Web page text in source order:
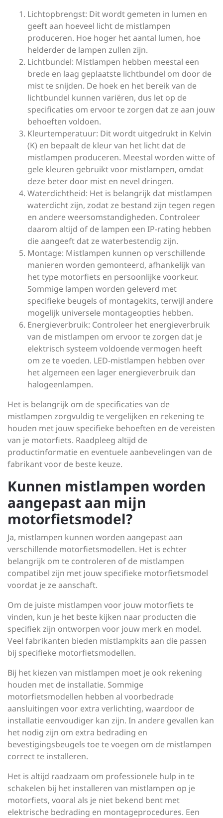
Lichtopbrengst: Dit wordt gemeten in lumen en
geeft aan hoeveel licht de mistlampen
produceren. Hoe hoger het aantal lumen, hoe
helderder de lampen zullen zijn.
Lichtbundel: Mistlampen hebben meestal een
brede en laag geplaatste lichtbundel om door de
mist te snijden. De hoek en het bereik van de
lichtbundel kunnen variëren, dus let op de
specificaties om ervoor te zorgen dat ze aan jouw
behoeften voldoen.
Kleurtemperatuur: Dit wordt uitgedrukt in Kelvin
(K) en bepaalt de kleur van het licht dat de
mistlampen produceren. Meestal worden witte of
gele kleuren gebruikt voor mistlampen, omdat
deze beter door mist en nevel dringen.
Waterdichtheid: Het is belangrijk dat mistlampen
waterdicht zijn, zodat ze bestand zijn tegen regen
en andere weersomstandigheden. Controleer
daarom altijd of de lampen een IP-rating hebben
die aangeeft dat ze waterbestendig zijn.
Montage: Mistlampen kunnen op verschillende
manieren worden gemonteerd, afhankelijk van
het type motorfiets en persoonlijke voorkeur.
Sommige lampen worden geleverd met
specifieke beugels of montagekits, terwijl andere
mogelijk universele montageopties hebben.
Energieverbruik: Controleer het energieverbruik
van de mistlampen om ervoor te zorgen dat je
elektrisch systeem voldoende vermogen heeft
om ze te voeden. LED-mistlampen hebben over
het algemeen een lager energieverbruik dan
halogeenlampen.
Het is belangrijk om de specificaties van de
mistlampen zorgvuldig te vergelijken en rekening te
houden met jouw specifieke behoeften en de vereisten
van je motorfiets. Raadpleeg altijd de
productinformatie en eventuele aanbevelingen van de
fabrikant voor de beste keuze.
Kunnen mistlampen worden
aangepast aan mijn
motorfietsmodel?
Ja, mistlampen kunnen worden aangepast aan
verschillende motorfietsmodellen. Het is echter
belangrijk om te controleren of de mistlampen
compatibel zijn met jouw specifieke motorfietsmodel
voordat je ze aanschaft.
Om de juiste mistlampen voor jouw motorfiets te
vinden, kun je het beste kijken naar producten die
specifiek zijn ontworpen voor jouw merk en model.
Veel fabrikanten bieden mistlampkits aan die passen
bij specifieke motorfietsmodellen.
Bij het kiezen van mistlampen moet je ook rekening
houden met de installatie. Sommige
motorfietsmodellen hebben al voorbedrade
aansluitingen voor extra verlichting, waardoor de
installatie eenvoudiger kan zijn. In andere gevallen kan
het nodig zijn om extra bedrading en
bevestigingsbeugels toe te voegen om de mistlampen
correct te installeren.
Het is altijd raadzaam om professionele hulp in te
schakelen bij het installeren van mistlampen op je
motorfiets, vooral als je niet bekend bent met
elektrische bedrading en montageprocedures. Een